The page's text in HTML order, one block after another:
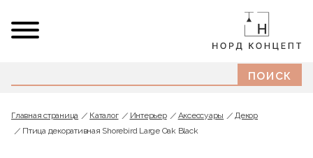
Главная страница Каталог Интерьер Аксессуары
Декор
Птица декоративная Shorebird Large Oak Black